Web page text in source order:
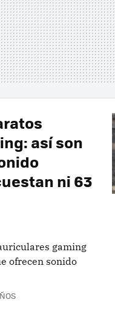
así son
ni 63
gaming
ofrecen sonido